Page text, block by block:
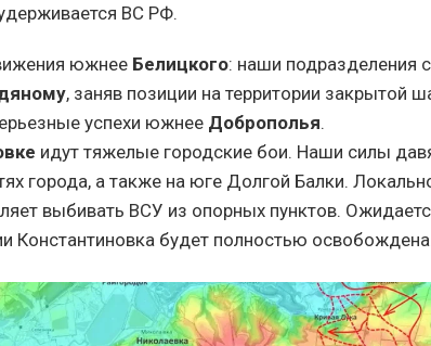
ВС РФ.
южнее Белицкого: наши подразделения
, заняв позиции на территории закрытой
успехи южнее Доброполья.
идут тяжелые городские бои. Наши силы
города, а также на юге Долгой Балки.
выбивать ВСУ из опорных пунктов.
Константиновка будет полностью освобождена.